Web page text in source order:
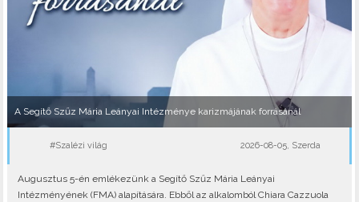
A Segítő Szűz Mária Leányai Intézménye karizmájának forrásánál
#Szalézi világ 2026-08-05, Szerda
Augusztus 5-én emlékezünk a Segítő Szűz Mária Leányai
Intézményének (FMA) alapítására. Ebből az alkalomból Chiara Cazzuola